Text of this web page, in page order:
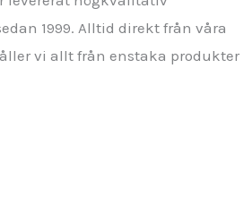
1999. Alltid direkt från våra
vi allt från enstaka produkter